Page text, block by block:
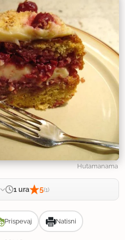
Hutamanama
1 ura 5(1)
Prispevaj Natisni